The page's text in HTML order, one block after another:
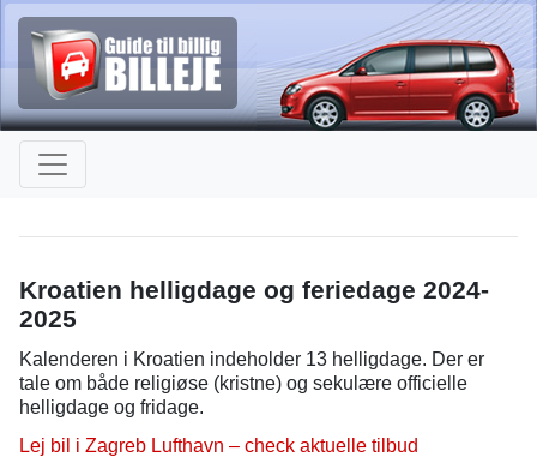
Kroatien helligdage og feriedage 2024-
2025
Kalenderen i Kroatien indeholder 13 helligdage. Der er
tale om både religiøse (kristne) og sekulære officielle
helligdage og fridage.
Lej bil i Zagreb Lufthavn – check aktuelle tilbud